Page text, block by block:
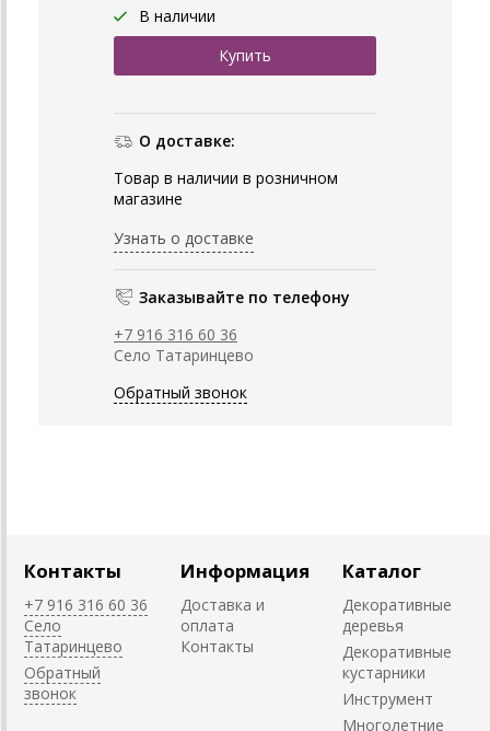
В наличии
О доставке:
Товар в наличии в розничном
магазине
Узнать о доставке
Заказывайте по телефону
+7 916 316 60 36
Село Татаринцево
Обратный звонок
Контакты
+7 916 316 60 36
Село
Татаринцево
Обратный
звонок
Информация
Доставка и
оплата
Контакты
Каталог
Декоративные
деревья
Декоративные
кустарники
Инструмент
Многолетние